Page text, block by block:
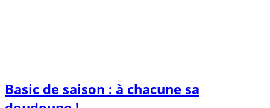
Basic de saison : à chacune sa